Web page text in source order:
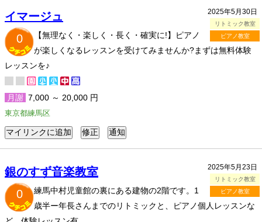
2025年5月30日
リトミック教室
ピアノ教室
イマージュ
0
【無理なく・楽しく・長く・確実に!】ピアノ
が楽しくなるレッスンを受けてみませんか?まずは無料体験
レッスンを♪
月謝 7,000 ～ 20,000 円
東京都練馬区
2025年5月23日
リトミック教室
ピアノ教室
銀のすず音楽教室
0
練馬中村児童館の裏にある建物の2階です。1
歳半ー年長さんまでのリトミックと、ピアノ個人レッスンな